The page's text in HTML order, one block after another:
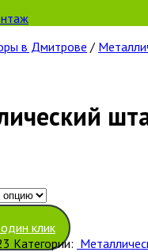
в Дмитрове /
клик
Категории: